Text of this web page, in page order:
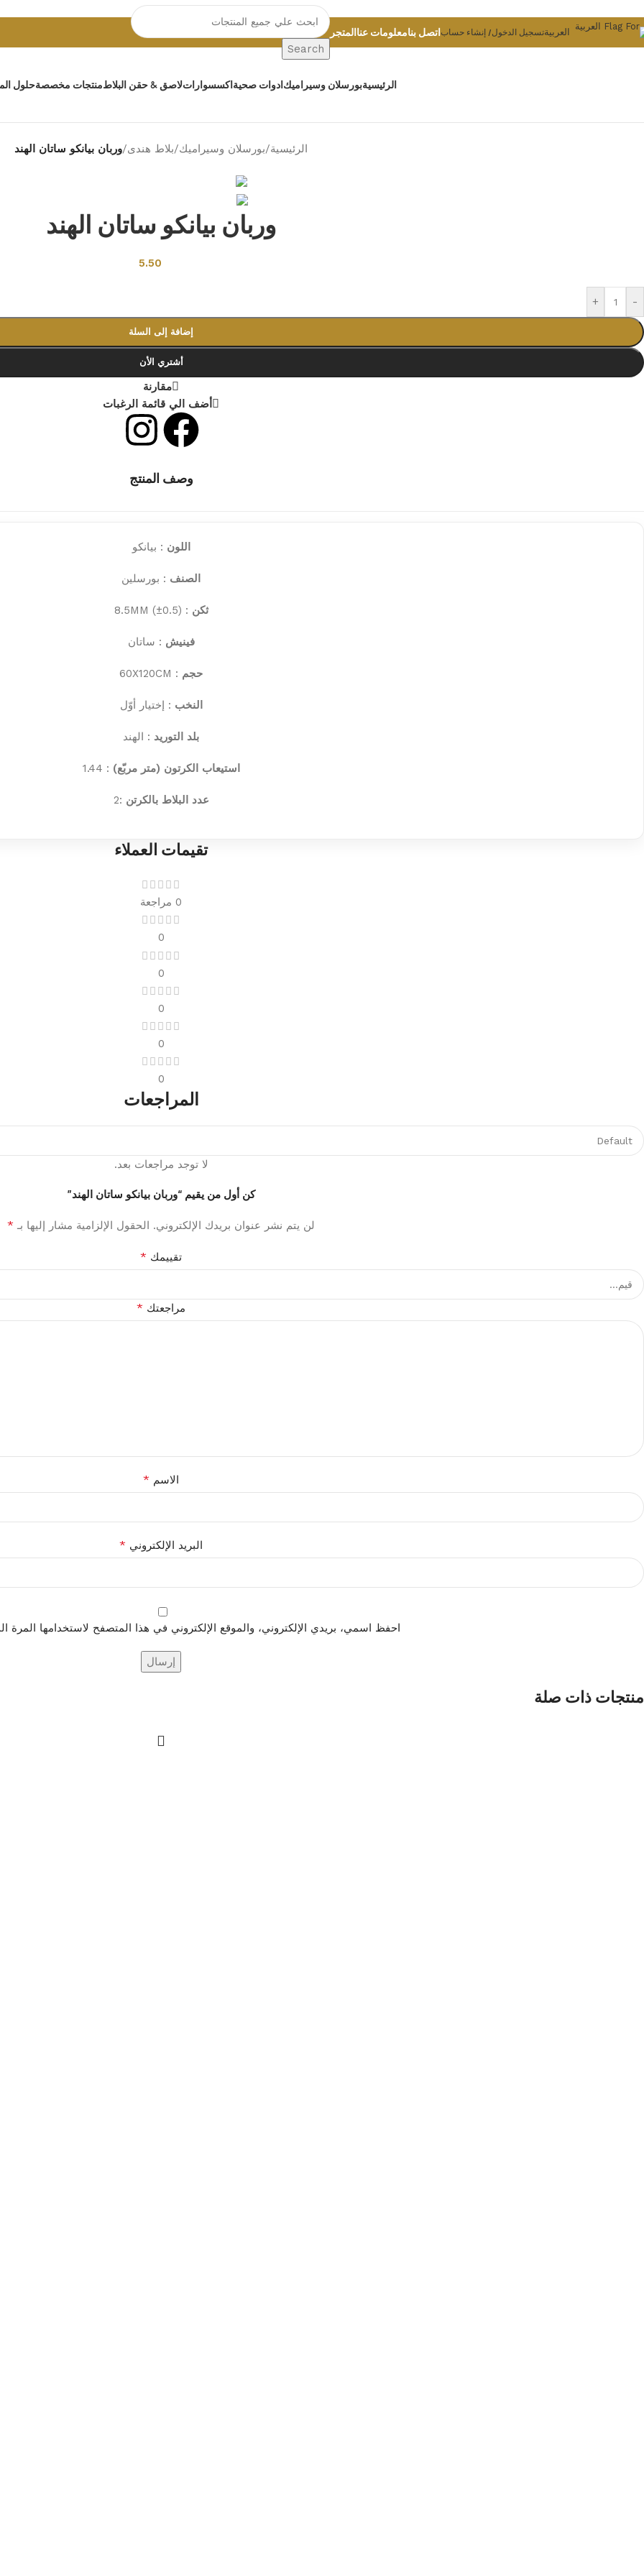
العربيةتسجيل الدخول/ إنشاء حساب اتصل بنامعلومات عنا المتجر
Search
الرئيسيةبورسلان وسيراميك ادوات صحية اكسسواراتلاصق & حقن البلاطمنتجات مخصصةحلول
الرئيسية/بورسلان وسيراميك/بلاط هندى/وربان بيانكو ساتان الهند
وربان بيانكو ساتان الهند
5.50
-
+
إضافة إلى السلة
أشتري الأن
مقارنة
أضف الي قائمة الرغبات
وصف المنتج
اللون : بيانكو
الصنف : بورسلين
ثكن : 8.5MM (±0.5)
فينيش : ساتان
حجم : 60X120CM
النخب : إختيار أوّل
بلد التوريد : الهند
استيعاب الكرتون (متر مربّع) : 1.44
عدد البلاط بالكرتن :2
تقيمات العملاء
0 مراجعة
0
0
0
0
0
المراجعات
لا توجد مراجعات بعد.
كن أول من يقيم “وربان بيانكو ساتان الهند”
لن يتم نشر عنوان بريدك الإلكتروني. الحقول الإلزامية مشار إليها بـ *
تقييمك *
مراجعتك *
الاسم *
البريد الإلكتروني *
احفظ اسمي، بريدي الإلكتروني، والموقع الإلكتروني في هذا المتصفح لاستخدامها المرة
منتجات ذات صلة